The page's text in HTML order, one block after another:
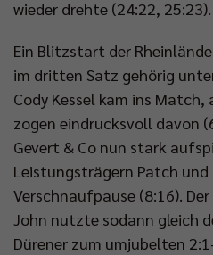
wieder drehte (24:22, 25:23).
Ein Blitzstart der
im dritten Satz gehörig
Cody Kessel kam ins Match,
zogen eindrucksvoll davon
Gevert & Co nun stark
Leistungsträgern Patch und
Verschnaufpause (8:16).
John nutzte sodann gleich
Dürener zum umjubelten